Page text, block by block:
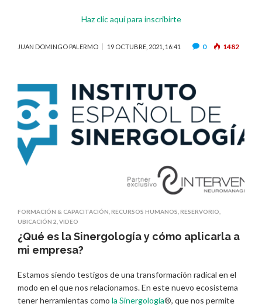
Haz clic aquí para inscribirte
JUAN DOMINGO PALERMO 19 OCTUBRE, 2021, 16:41 0 1482
FORMACIÓN & CAPACITACIÓN RECURSOS HUMANOS RESERVORIO
UBICACIÓN 2 VIDEO
¿Qué es la Sinergología y cómo aplicarla a
mi empresa?
Estamos siendo testigos de una transformación radical en el
modo en el que nos relacionamos. En este nuevo ecosistema
tener herramientas como la Sinergología®, que nos permite